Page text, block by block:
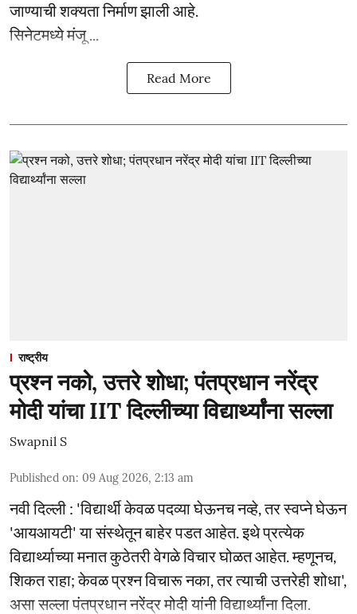
जाण्याची शक्यता निर्माण झाली आहे.
सिनेटमध्ये मंजू ...
Read More
राष्ट्रीय
प्रश्न नको, उत्तरे शोधा; पंतप्रधान नरेंद्र
मोदी यांचा IIT दिल्लीच्या विद्यार्थ्यांना सल्ला
Swapnil S
Published on: 09 Aug 2026, 2:13 am
नवी दिल्ली : 'विद्यार्थी केवळ पदव्या घेऊनच नव्हे, तर स्वप्ने घेऊन
'आयआयटी' या संस्थेतून बाहेर पडत आहेत. इथे प्रत्येक
विद्यार्थ्याच्या मनात कुठेतरी वेगळे विचार घोळत आहेत. म्हणूनच,
शिकत राहा; केवळ प्रश्न विचारू नका, तर त्याची उत्तरेही शोधा',
असा सल्ला पंतप्रधान नरेंद्र मोदी यांनी विद्यार्थ्यांना दिला.